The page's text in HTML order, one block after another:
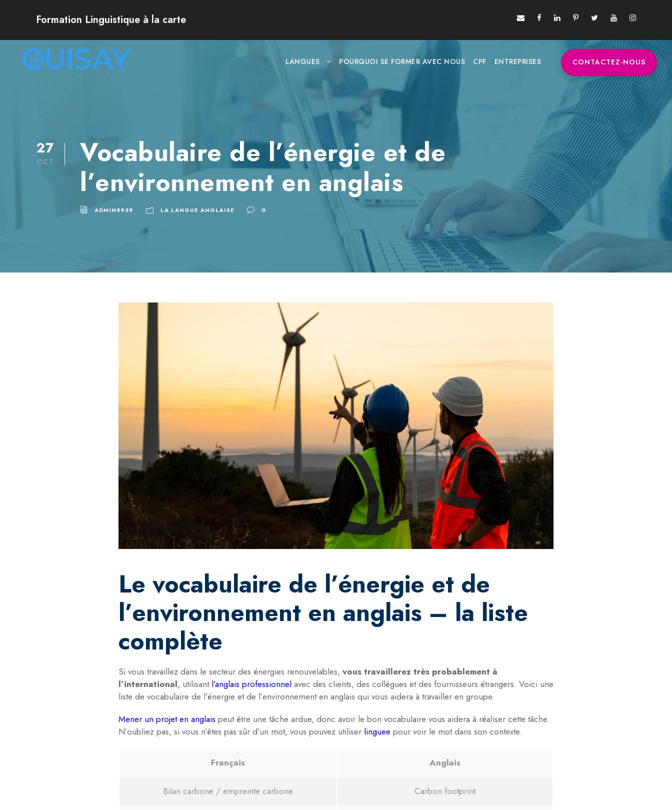
Formation Linguistique à la carte
LANGUES POURQUOI SE FORMER AVEC NOUS CPF ENTREPRISES CONTACTEZ-NOUS
27
OCT
Vocabulaire de l’énergie et de
l’environnement en anglais
ADMIN8959 LA LANGUE ANGLAISE 0
Le vocabulaire de l’énergie et de
l’environnement en anglais – la liste
complète
Si vous travaillez dans le secteur des énergies renouvelables, vous travaillerez très probablement à
l’international, utilisantl’anglais professionnel avec des clients, des collègues et des fournisseurs étrangers. Voici une
liste de vocabulaire de l’énergie et de l’environnement en anglais qui vous aidera à travailler en groupe.
Mener un projet en anglais peut être une tâche ardue, donc avoir le bon vocabulaire vous aidera à réaliser cette tâche.
N’oubliez pas, si vous n’êtes pas sûr d’un mot, vous pouvez utiliser linguee pour voir le mot dans son contexte.
Français Anglais
Bilan carbone / empreinte carbone Carbon footprint